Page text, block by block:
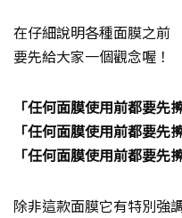
在仔細說明各種面膜之前
要先給大家一個觀念喔！
「任何面膜使用前都要先
「任何面膜使用前都要先
「任何面膜使用前都要先
除非這款面膜它有特別強